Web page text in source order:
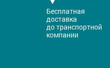
Бесплатная
доставка
до транспортной
компании